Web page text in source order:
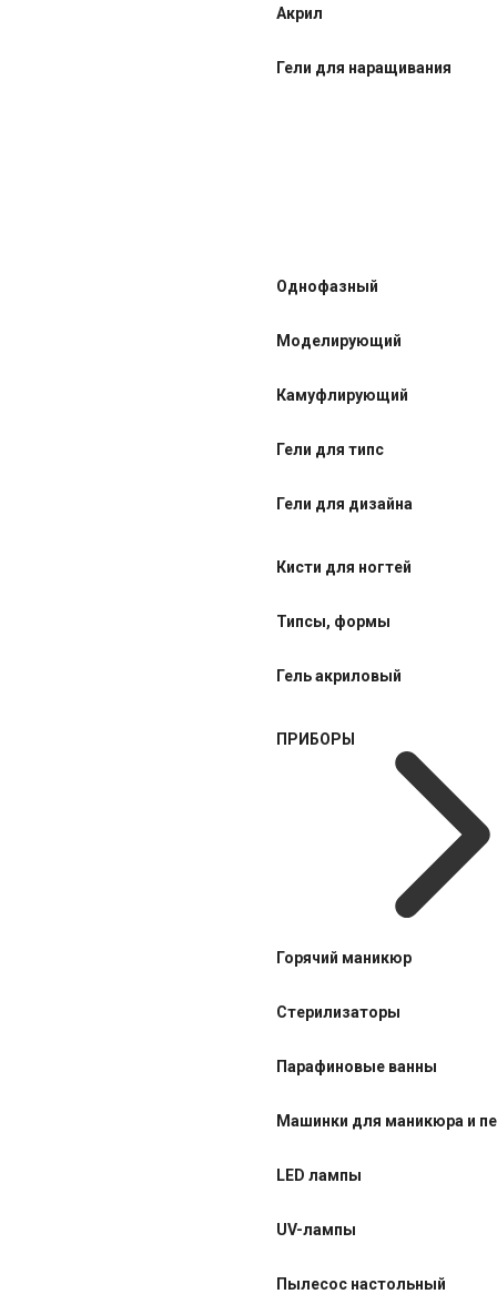
Акрил
Гели для наращивания
Однофазный
Моделирующий
Камуфлирующий
Гели для типс
Гели для дизайна
Кисти для ногтей
Типсы, формы
Гель акриловый
ПРИБОРЫ
Горячий маникюр
Стерилизаторы
Парафиновые ванны
Машинки для маникюра и
LED лампы
UV-лампы
Пылесос настольный